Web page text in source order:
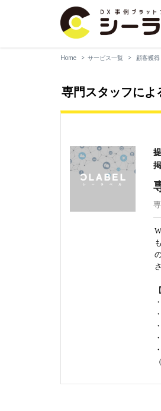
Home サービス一覧 顧客獲
専門スタッフによ